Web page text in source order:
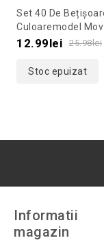
out
of
Set 40 De
Culoaremodel Mov
25.98lei
12.99lei
Stoc epuizat
Informatii
magazin